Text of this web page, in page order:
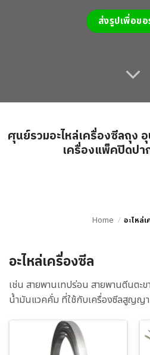
ส่งรูปเพื่อขอ
ศุนย์รวมอะไหล่เครื่องซีลถุง
เครื่องแพ็คปิดป
Home / อะไหล่
อะไหล่เครื่องซีล
เช่น สายพานเทปร่อน สายพานตีนตะข
น้ำมันแวคคั่ม ที่ใช้กับเครื่องซีลสูญญ